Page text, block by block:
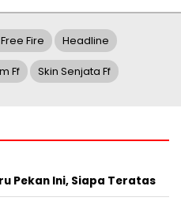
Fire Headline
Ff Skin Senjata Ff
Pekan Ini, Siapa Teratas